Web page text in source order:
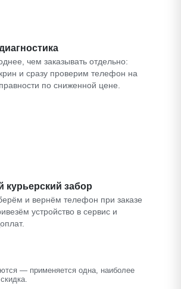
чем заказывать отдельно:
и сразу проверим телефон на
по сниженной цене.
курьерский забор
и вернём телефон при заказе
устройство в сервис и
— применяется одна, наиболее